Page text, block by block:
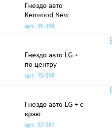
Гнездо авто
Kenwood New
арт. 96-398
Гнездо авто LG +
по центру
арт. 70-598
Гнездо авто LG + с
краю
арт. 57-581